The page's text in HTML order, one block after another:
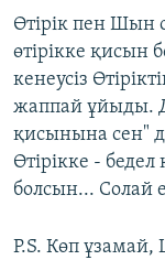
Өтірік пен Шын
өтірікке қисын
кенеусіз
жаппай ұйыды.
қисынына сен"
Өтірікке -
болсын... Солай
P.S. Көп